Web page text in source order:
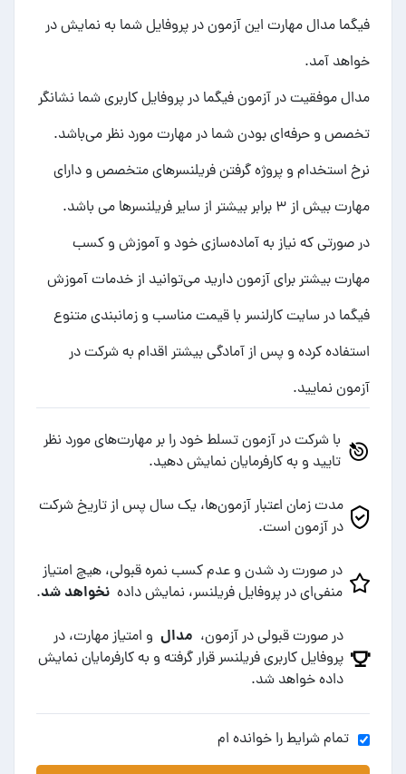
فیگما مدال مهارت این آزمون در پروفایل شما به نمایش در
خواهد آمد.
مدال موفقیت در آزمون فیگما در پروفایل کاربری شما نشانگر
تخصص و حرفه‌ای بودن شما در مهارت مورد نظر می‌باشد.
نرخ استخدام و پروژه گرفتن فریلنسرهای متخصص و دارای
مهارت بیش از ۳ برابر بیشتر از سایر فریلنسرها می باشد.
در صورتی که نیاز به آماده‌سازی خود و آموزش و کسب
مهارت بیشتر برای آزمون دارید می‌توانید از خدماتآموزش
فیگما در سایت کارلنسر با قیمت مناسب و زمانبندی متنوع
استفاده کرده و پس از آمادگی بیشتر اقدام به شرکت در
آزمون نمایید.
با شرکت در آزمون تسلط خود را بر مهارت‌های مورد نظر
تایید و به کارفرمایان نمایش دهید.
مدت زمان اعتبار آزمون‌ها، یک سال پس از تاریخ شرکت
در آزمون است.
در صورت رد شدن و عدم کسب نمره قبولی، هیچ امتیاز
منفی‌ای در پروفایل فریلنسر، نمایش داده نخواهد شد.
در صورت قبولی در آزمون، مدال و امتیاز مهارت، در
پروفایل کاربری فریلنسر قرار گرفته و به کارفرمایان نمایش
داده خواهد شد.
تمام شرایط را خوانده ام